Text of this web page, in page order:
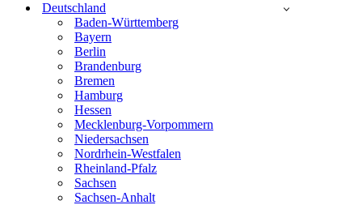
Deutschland
Baden-Württemberg
Bayern
Berlin
Brandenburg
Bremen
Hamburg
Hessen
Mecklenburg-Vorpommern
Niedersachsen
Nordrhein-Westfalen
Rheinland-Pfalz
Sachsen
Sachsen-Anhalt